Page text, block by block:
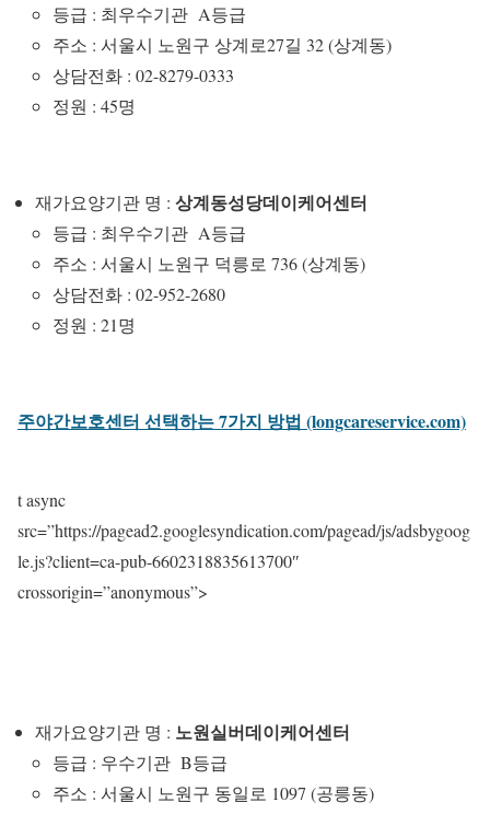
등급 : 최우수기관 A등급
주소 : 서울시 노원구 상계로27길 32 (상계동)
상담전화 : 02-8279-0333
정원 : 45명
재가요양기관 명 : 상계동성당데이케어센터
등급 : 최우수기관 A등급
주소 : 서울시 노원구 덕릉로 736 (상계동)
상담전화 : 02-952-2680
정원 : 21명
주야간보호센터 선택하는 7가지 방법 (longcareservice.com)
t async
src=”https://pagead2.googlesyndication.com/pagead/js/adsbygoog
le.js?client=ca-pub-6602318835613700″
crossorigin=”anonymous”>
재가요양기관 명 : 노원실버데이케어센터
등급 : 우수기관 B등급
주소 : 서울시 노원구 동일로 1097 (공릉동)